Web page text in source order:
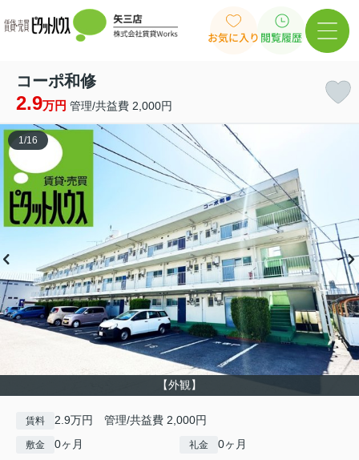
お気に入り 閲覧履歴
コーポ和修
2.9万円 管理/共益費 2,000円
【外観】
1/16
賃料 2.9万円 管理/共益費 2,000円
敷金 0ヶ月 礼金 0ヶ月